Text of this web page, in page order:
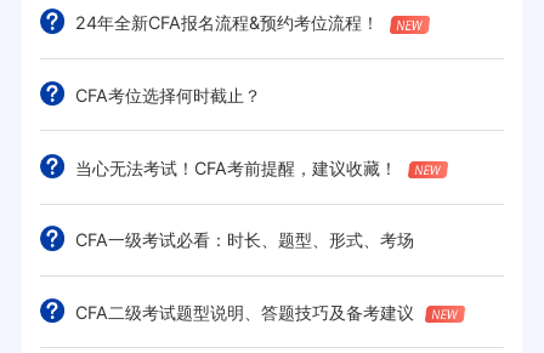
24年全新CFA报名流程&预约考位流程！
CFA考位选择何时截止？
当心无法考试！CFA考前提醒，建议收藏！
CFA一级考试必看：时长、题型、形式、考场
CFA二级考试题型说明、答题技巧及备考建议